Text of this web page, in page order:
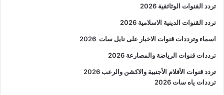
تردد القنوات الوثائقية 2026
تردد القنوات الدينية الاسلامية 2026
اسماء وترددات قنوات الاخبار على نايل سات 2026
ترددات قنوات الرياضة والمصارعة 2026
تردد قنوات الأفلام الأجنبية والاكشن والرعب2026
ترددات ياه سات 2026